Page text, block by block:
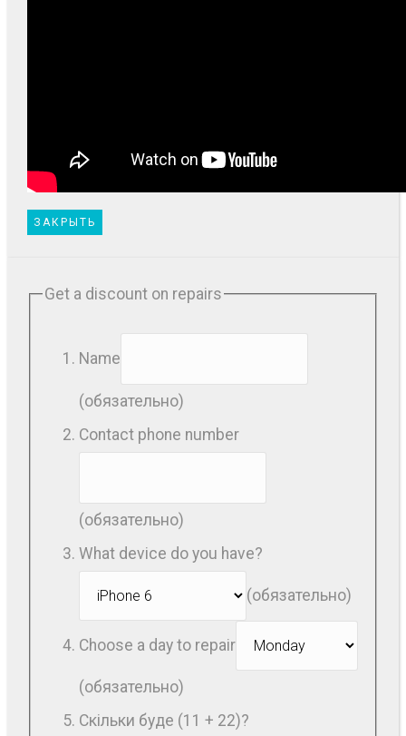
ЗАКРЫТЬ
Get a discount on repairs
Name
(обязательно)
Contact phone number
(обязательно)
What device do you have?
(обязательно)
Choose a day to repair
(обязательно)
Скільки буде (11 + 22)?